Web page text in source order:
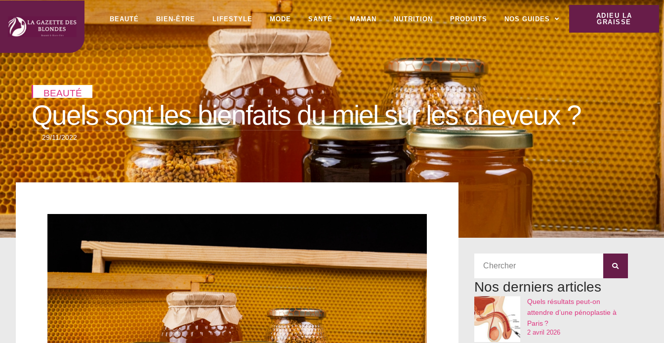
BEAUTÉ BIEN-ÊTRE LIFESTYLE MODE SANTÉ MAMAN NUTRITION PRODUITS NOS GUIDES
ADIEU LA
GRAISSE
BEAUTÉ
Quels sont les bienfaits du miel sur les cheveux ?
29/11/2022
Nos derniers articles
Quels résultats peut-on
attendre d’une pénoplastie à
Paris ?
2 avril 2026